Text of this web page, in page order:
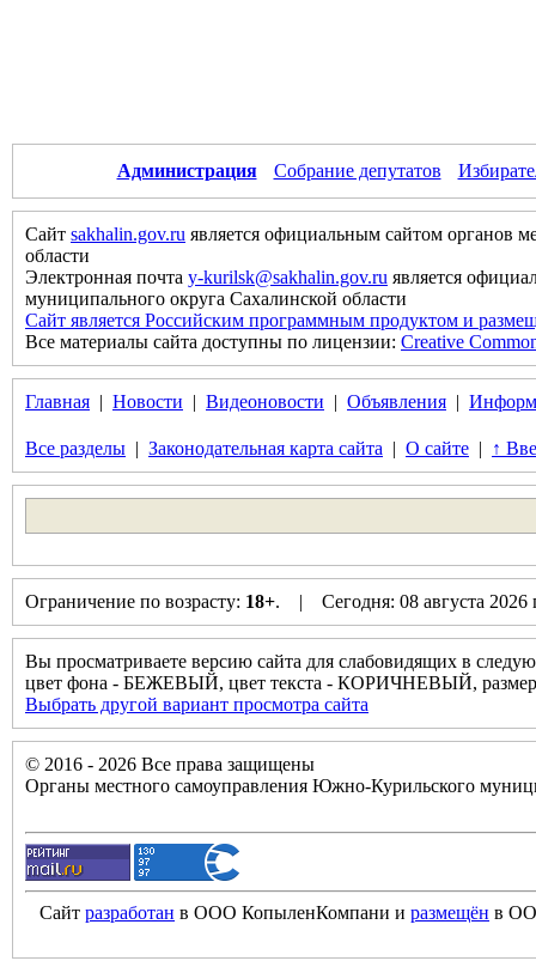
Администрация Собрание депутатов
Сайт sakhalin.gov.ru является официальным сайтом органов
области
Электронная почта y-kurilsk@sakhalin.gov.ru является
муниципального округа Сахалинской области
Сайт является Российским программным продуктом и
Все материалы сайта доступны по лицензии: Creative
Главная | Новости | Видеоновости | Объявления |
Все разделы | Законодательная карта сайта | О сайте | ↑
Ограничение по возрасту: 18+. | Сегодня: 08 августа
Вы просматриваете версию сайта для слабовидящих в
цвет фона - БЕЖЕВЫЙ, цвет текста - КОРИЧНЕВЫЙ,
Выбрать другой вариант просмотра сайта
© 2016 - 2026 Все права защищены
Органы местного самоуправления Южно-Курильского
Сайт разработан в ООО КопыленКомпани и размещён в